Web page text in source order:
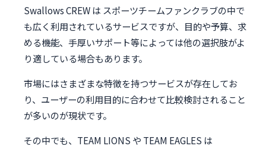
Swallows CREW は スポーツチームファンクラブの中で
も広く利用されているサービスですが、目的や予算、求
める機能、手厚いサポート等によっては他の選択肢がよ
り適している場合もあります。
市場にはさまざまな特徴を持つサービスが存在してお
り、ユーザーの利用目的に合わせて比較検討されること
が多いのが現状です。
その中でも、TEAM LIONS や TEAM EAGLES は